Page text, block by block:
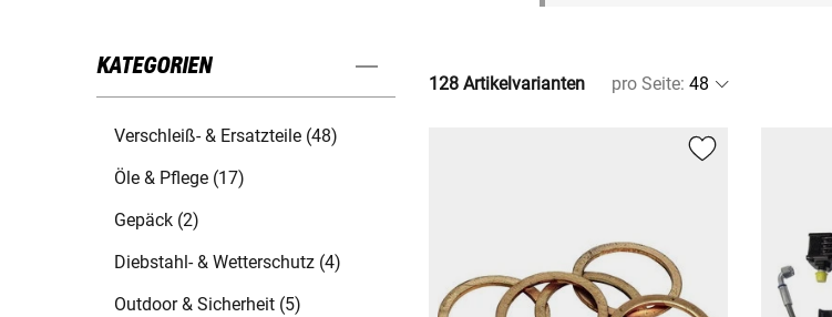
KATEGORIEN
Verschleiß- & Ersatzteile (48)
Öle & Pflege (17)
Gepäck (2)
Diebstahl- & Wetterschutz (4)
Outdoor & Sicherheit (5)
128 Artikelvarianten pro Seite: